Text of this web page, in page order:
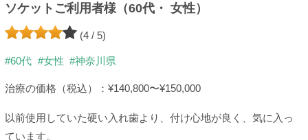
ソケットご利用者様（60代・ 女性）
(4 / 5)
#60代 #女性 #神奈川県
治療の価格（税込）：¥140,800〜¥150,000
以前使用していた硬い入れ歯より、付け心地が良く、気に入っ
ています。